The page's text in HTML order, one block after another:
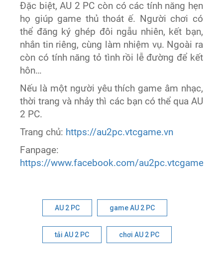
Đặc biệt, AU 2 PC còn có các tính năng hẹn
họ giúp game thủ thoát ế. Người chơi có
thể đăng ký ghép đôi ngẫu nhiên, kết bạn,
nhắn tin riêng, cùng làm nhiệm vụ. Ngoài ra
còn có tính năng tỏ tình rồi lễ đường để kết
hôn…
Nếu là một người yêu thích game âm nhạc,
thời trang và nhảy thì các bạn có thể qua AU
2 PC.
Trang chủ: https://au2pc.vtcgame.vn
Fanpage:
https://www.facebook.com/au2pc.vtcgame.vn
AU 2 PC game AU 2 PC
tải AU 2 PC chơi AU 2 PC